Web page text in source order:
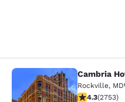
Cambria Hotel
Cambria
Rockville, MD
calificación
4.3(2753)